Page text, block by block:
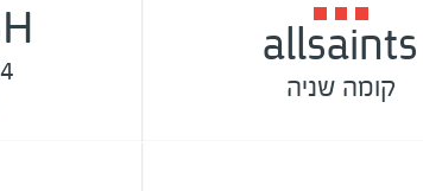
allsaints
קומה שניה